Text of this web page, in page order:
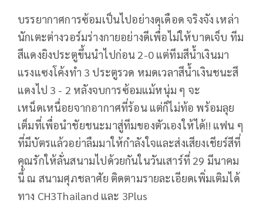
บรรยากาศการซ้อมเป็นไปอย่างดุเดือด จริงจัง เหล่า
นักเตะต่างวอร์มร่างกายอย่างดีเพื่อไม่ให้บาดเจ็บ ทีม
สีแดงยิงประตูขึ้นนำไปก่อน 2-0 แต่ทีมสีน้ำเงินมา
แรงแซงโค้งทำ 3 ประตูรวด หมดเวลาสีน้ำเงินชนะสี
แดงไป 3 - 2 หลังจบการซ้อมแม้หนุ่ม ๆ จะ
เหน็ดเหนื่อยจากอากาศที่ร้อน แต่ก็ไม่ท้อ พร้อมลุย
เต็มที่เพื่อนำชัยชนะมาสู่ทีมของตัวเองให้ได้!! แฟน ๆ
ที่มีบัตรแล้วอย่าลืมมาให้กำลังใจและส่งเสียงเชียร์สีที่
คุณรักให้ลั่นสนามไปด้วยกันในวันเสาร์ที่ 29 มีนาคม
นี้ ณ สนามศุภชลาศัย ติดตามรายละเอียดเพิ่มเติมได้
ทาง CH3Thailand และ 3Plus